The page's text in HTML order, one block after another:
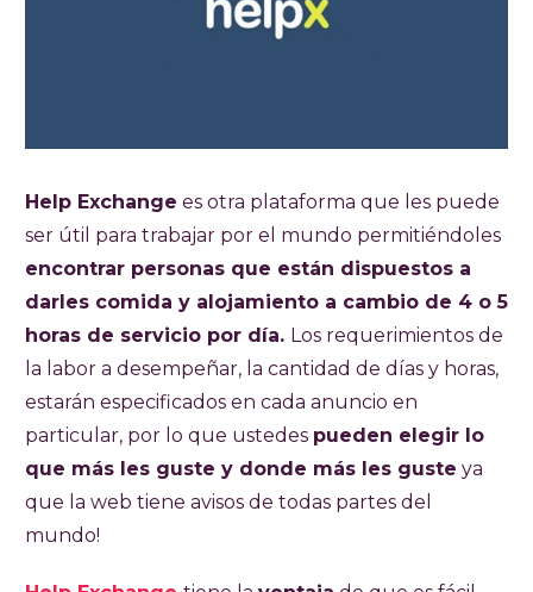
Help Exchange es otra plataforma que les puede
ser útil para trabajar por el mundo permitiéndoles
encontrar personas que están dispuestos a
darles comida y alojamiento a cambio de 4 o 5
horas de servicio por día. Los requerimientos de
la labor a desempeñar, la cantidad de días y horas,
estarán especificados en cada anuncio en
particular, por lo que ustedes pueden elegir lo
que más les guste y donde más les guste ya
que la web tiene avisos de todas partes del
mundo!